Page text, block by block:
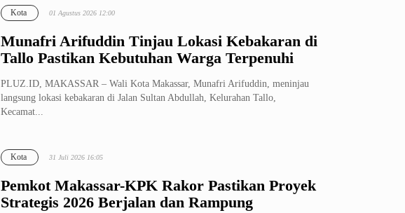
Munafri Arifuddin Tinjau Lokasi Kebakaran di
Tallo Pastikan Kebutuhan Warga Terpenuhi
Kota 01 Agustus 2026 12:00
PLUZ.ID, MAKASSAR – Wali Kota Makassar, Munafri Arifuddin, meninjau
langsung lokasi kebakaran di Jalan Sultan Abdullah, Kelurahan Tallo,
Kecamat...
Pemkot Makassar-KPK Rakor Pastikan Proyek
Strategis 2026 Berjalan dan Rampung
Kota 31 Juli 2026 16:05